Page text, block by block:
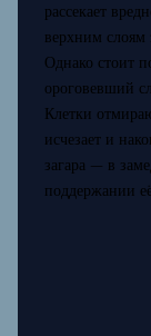
рассекает
верхним слоям
Однако стоит
ороговевший
Клетки
исчезает и
загара — в
поддержании